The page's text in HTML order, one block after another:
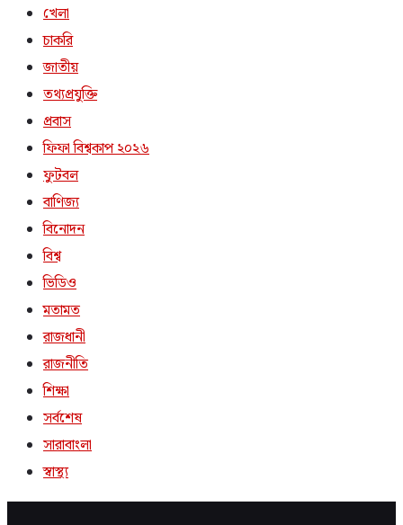
খেলা
চাকরি
জাতীয়
তথ্যপ্রযুক্তি
প্রবাস
ফিফা বিশ্বকাপ ২০২৬
ফুটবল
বাণিজ্য
বিনোদন
বিশ্ব
ভিডিও
মতামত
রাজধানী
রাজনীতি
শিক্ষা
সর্বশেষ
সারাবাংলা
স্বাস্থ্য